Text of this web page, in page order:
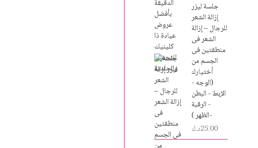
جلسة ليزر
إزالة الشعر
للرجال – إزالة
الشعر فى
منطقتين فى
الجسم من
أختيارك
(الوجه -
الإبط - البطن
- الرقبة
-الظهر )
25.00د.ك